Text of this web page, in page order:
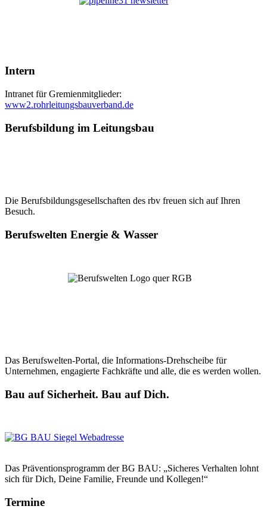
Intern
Intranet für Gremienmitglieder:
www2.rohrleitungsbauverband.de
Berufsbildung im Leitungsbau
Die Berufsbildungsgesellschaften des rbv freuen sich auf Ihren
Besuch.
Berufswelten Energie & Wasser
Das Berufswelten-Portal, die Informations-Drehscheibe für
Unternehmen, engagierte Fachkräfte und alle, die es werden wollen.
Bau auf Sicherheit. Bau auf Dich.
Das Präventionsprogramm der BG BAU: „Sicheres Verhalten lohnt
sich für Dich, Deine Familie, Freunde und Kollegen!“
Termine